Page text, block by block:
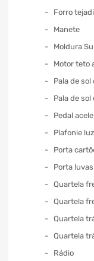
Forro
Manete
Moldura
Motor teto
Pala de
Pala de
Pedal
Plafonie
Porta
Porta luvas
Quartela
Quartela
Quartela
Quartela
Rádio